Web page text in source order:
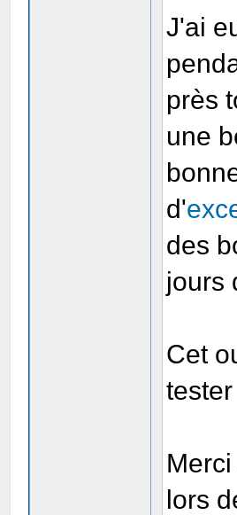
J'ai
près
une
d'
des
jours
Cet
lors